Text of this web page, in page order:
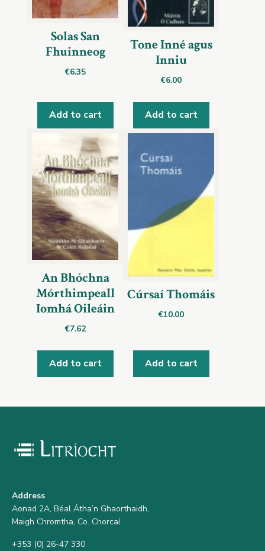
Solas San
Fhuinneog
€6.35
Add to cart
Tone Inné agus
Inniu
€6.00
Add to cart
An Bhóchna
Mórthimpeall
Iomhá Oileáin
€7.62
Add to cart
Cúrsaí Thomáis
€10.00
Add to cart
Address
Aonad 2A, Béal Átha’n Ghaorthaidh,
Maigh Chromtha, Co. Chorcaí
+353 (0) 26-47 330